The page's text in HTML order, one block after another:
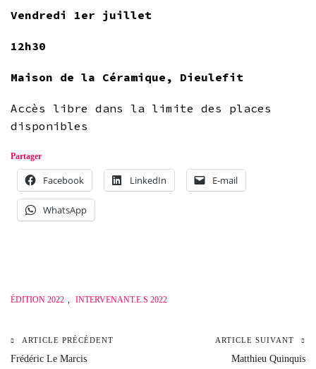
Vendredi 1er juillet
12h30
Maison de la Céramique, Dieulefit
Accès libre dans la limite des places
disponibles
Partager
Facebook LinkedIn E-mail
WhatsApp
ÉDITION 2022 , INTERVENANT.E.S 2022
Navigation
ARTICLE PRÉCÉDENT
Frédéric Le Marcis
ARTICLE SUIVANT
Matthieu Quinquis